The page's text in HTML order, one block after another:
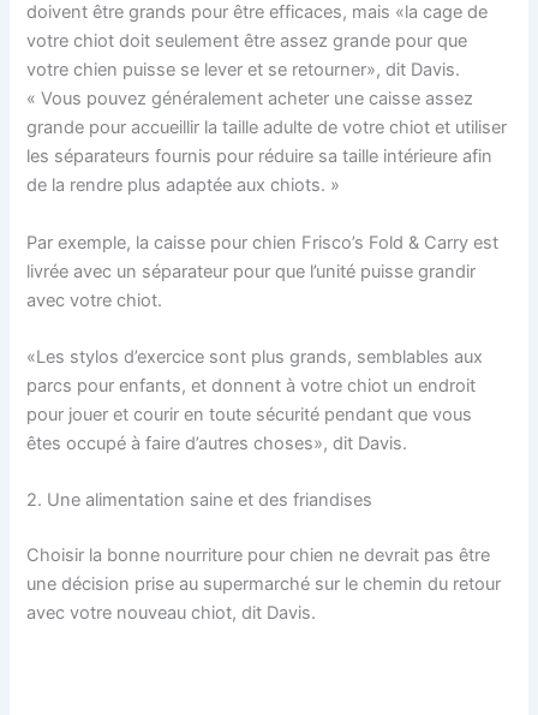
doivent être grands pour être efficaces, mais «la cage de
votre chiot doit seulement être assez grande pour que
votre chien puisse se lever et se retourner», dit Davis.
« Vous pouvez généralement acheter une caisse assez
grande pour accueillir la taille adulte de votre chiot et utiliser
les séparateurs fournis pour réduire sa taille intérieure afin
de la rendre plus adaptée aux chiots. »
Par exemple, la caisse pour chien Frisco’s Fold & Carry est
livrée avec un séparateur pour que l’unité puisse grandir
avec votre chiot.
«Les stylos d’exercice sont plus grands, semblables aux
parcs pour enfants, et donnent à votre chiot un endroit
pour jouer et courir en toute sécurité pendant que vous
êtes occupé à faire d’autres choses», dit Davis.
2. Une alimentation saine et des friandises
Choisir la bonne nourriture pour chien ne devrait pas être
une décision prise au supermarché sur le chemin du retour
avec votre nouveau chiot, dit Davis.